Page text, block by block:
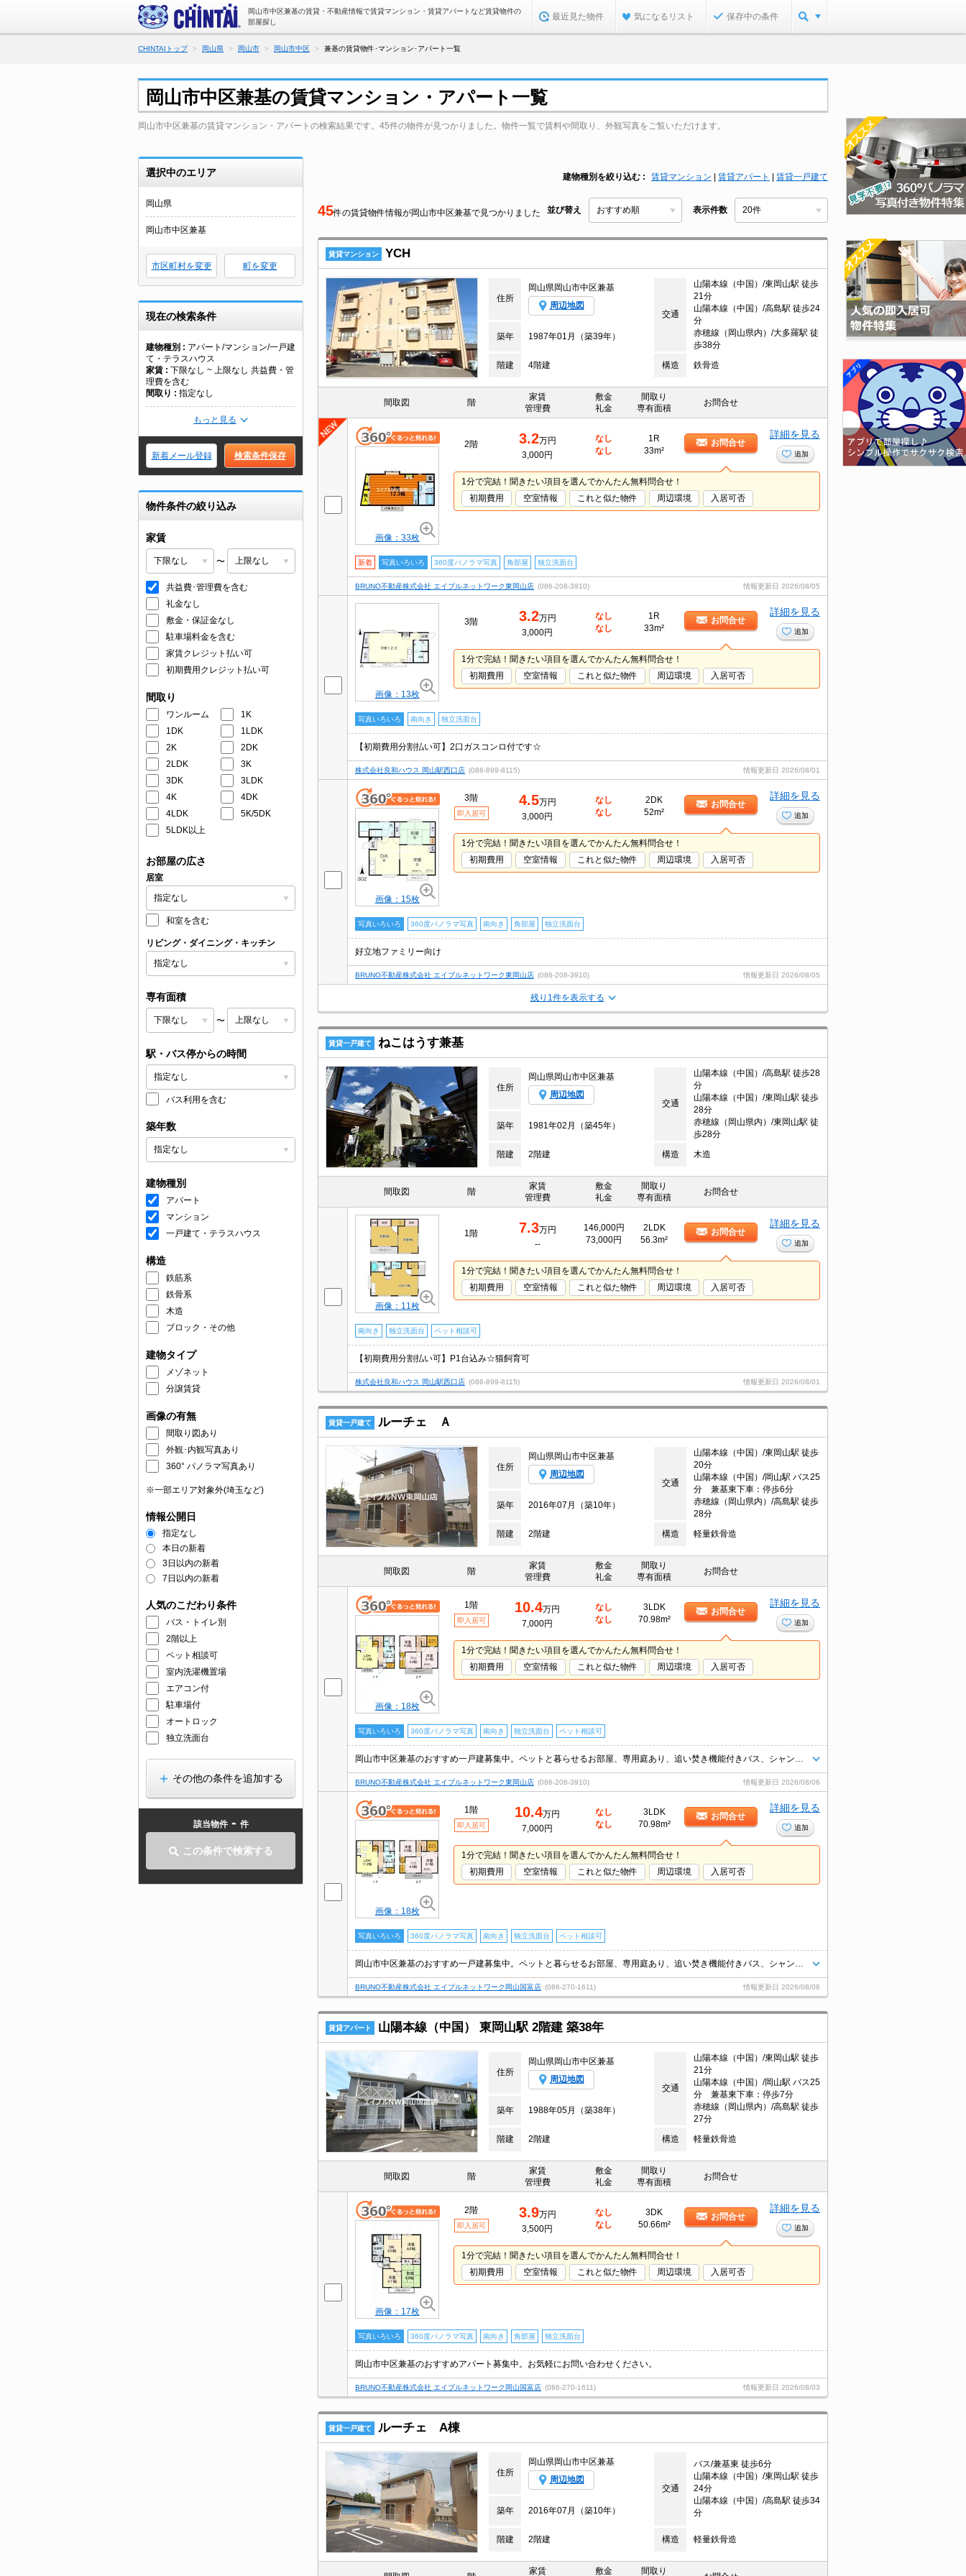
岡山市中区兼基の賃貸・不動産情報で賃貸マンション・賃貸アパートなど賃貸物件の
部屋探し
最近見た物件 気になるリスト 保存中の条件
CHINTAIトップ 岡山県 岡山市 岡山市中区 兼基の賃貸物件･マンション･アパート一覧
岡山市中区兼基の賃貸マンション・アパート一覧
岡山市中区兼基の賃貸マンション・アパートの検索結果です。45件の物件が見つかりました。物件一覧で賃料や間取り、外観写真をご覧いただけます。
選択中のエリア
岡山県
岡山市中区兼基
市区町村を変更 町を変更
現在の検索条件
建物種別
アパート/マンション/一戸建
て・テラスハウス
家賃
下限なし ~ 上限なし 共益費・管
理費を含む
間取り
指定なし
もっと見る
新着メール登録 検索条件保存
物件条件の絞り込み
家賃
〜
共益費･管理費を含む
礼金なし
敷金・保証金なし
駐車場料金を含む
家賃クレジット払い可
初期費用クレジット払い可
間取り
ワンルーム
1K
1DK
1LDK
2K
2DK
2LDK
3K
3DK
3LDK
4K
4DK
4LDK
5K/5DK
5LDK以上
お部屋の広さ
居室
和室を含む
リビング・ダイニング・キッチン
専有面積
〜
駅・バス停からの時間
バス利用を含む
築年数
建物種別
アパート
マンション
一戸建て・テラスハウス
構造
鉄筋系
鉄骨系
木造
ブロック・その他
建物タイプ
メゾネット
分譲賃貸
画像の有無
間取り図あり
外観･内観写真あり
360° パノラマ写真あり
※一部エリア対象外(埼玉など)
情報公開日
指定なし
本日の新着
3日以内の新着
7日以内の新着
人気のこだわり条件
バス・トイレ別
2階以上
ペット相談可
室内洗濯機置場
エアコン付
駐車場付
オートロック
独立洗面台
その他の条件を追加する
該当物件 - 件
この条件で検索する
建物種別を絞り込む 賃貸マンション 賃貸アパート 賃貸一戸建て
45件の賃貸物件情報が岡山市中区兼基で見つかりました 並び替え 表示件数
賃貸マンション YCH
住所
岡山県岡山市中区兼基
周辺地図
交通
山陽本線（中国）/東岡山駅 徒歩
21分
山陽本線（中国）/高島駅 徒歩24
分
赤穂線（岡山県内）/大多羅駅 徒
歩38分
築年 1987年01月（築39年）
階建 4階建 構造 鉄骨造
間取図 階
家賃
管理費
敷金
礼金
間取り
専有面積
お問合せ
画像：33枚
2階 3.2万円
3,000円
なし
なし
1R
33m²
お問合せ
詳細を見る
追加
1分で完結！聞きたい項目を選んでかんたん無料問合せ！
初期費用
空室情報 これと似た物件 周辺環境 入居可否
新着 写真いろいろ 360度パノラマ写真 角部屋 独立洗面台
BRUNO不動産株式会社 エイブルネットワーク東岡山店 (086-208-3910) 情報更新日 2026/08/05
画像：13枚
3階 3.2万円
3,000円
なし
なし
1R
33m²
お問合せ
詳細を見る
追加
1分で完結！聞きたい項目を選んでかんたん無料問合せ！
初期費用
空室情報 これと似た物件 周辺環境 入居可否
写真いろいろ 南向き 独立洗面台
【初期費用分割払い可】2口ガスコンロ付です☆
株式会社良和ハウス 岡山駅西口店 (086-899-8115) 情報更新日 2026/08/01
画像：15枚
3階
即入居可
4.5万円
3,000円
なし
なし
2DK
52m²
お問合せ
詳細を見る
追加
1分で完結！聞きたい項目を選んでかんたん無料問合せ！
初期費用
空室情報 これと似た物件 周辺環境 入居可否
写真いろいろ 360度パノラマ写真 南向き 角部屋 独立洗面台
好立地ファミリー向け
BRUNO不動産株式会社 エイブルネットワーク東岡山店 (086-208-3910) 情報更新日 2026/08/05
残り1件を表示する
賃貸一戸建て ねこはうす兼基
住所
岡山県岡山市中区兼基
周辺地図
交通
山陽本線（中国）/高島駅 徒歩28
分
山陽本線（中国）/東岡山駅 徒歩
28分
赤穂線（岡山県内）/東岡山駅 徒
歩28分
築年 1981年02月（築45年）
階建 2階建 構造 木造
間取図 階
家賃
管理費
敷金
礼金
間取り
専有面積
お問合せ
画像：11枚
1階 7.3万円
--
146,000円
73,000円
2LDK
56.3m²
お問合せ
詳細を見る
追加
1分で完結！聞きたい項目を選んでかんたん無料問合せ！
初期費用
空室情報 これと似た物件 周辺環境 入居可否
南向き 独立洗面台 ペット相談可
【初期費用分割払い可】P1台込み☆猫飼育可
株式会社良和ハウス 岡山駅西口店 (086-899-8115) 情報更新日 2026/08/01
賃貸一戸建て ルーチェ Ａ
住所
岡山県岡山市中区兼基
周辺地図
交通
山陽本線（中国）/東岡山駅 徒歩
20分
山陽本線（中国）/岡山駅 バス25
分 兼基東下車：停歩6分
赤穂線（岡山県内）/高島駅 徒歩
28分
築年 2016年07月（築10年）
階建 2階建 構造 軽量鉄骨造
間取図 階
家賃
管理費
敷金
礼金
間取り
専有面積
お問合せ
画像：18枚
1階
即入居可
10.4万円
7,000円
なし
なし
3LDK
70.98m²
お問合せ
詳細を見る
追加
1分で完結！聞きたい項目を選んでかんたん無料問合せ！
初期費用
空室情報 これと似た物件 周辺環境 入居可否
写真いろいろ 360度パノラマ写真 南向き 独立洗面台 ペット相談可
BRUNO不動産株式会社 エイブルネットワーク東岡山店 (086-208-3910) 情報更新日 2026/08/06
画像：18枚
1階
即入居可
10.4万円
7,000円
なし
なし
3LDK
70.98m²
お問合せ
詳細を見る
追加
1分で完結！聞きたい項目を選んでかんたん無料問合せ！
初期費用
空室情報 これと似た物件 周辺環境 入居可否
写真いろいろ 360度パノラマ写真 南向き 独立洗面台 ペット相談可
BRUNO不動産株式会社 エイブルネットワーク岡山国富店 (086-270-1611) 情報更新日 2026/08/06
賃貸アパート 山陽本線（中国） 東岡山駅 2階建 築38年
住所
岡山県岡山市中区兼基
周辺地図
交通
山陽本線（中国）/東岡山駅 徒歩
21分
山陽本線（中国）/岡山駅 バス25
分 兼基東下車：停歩7分
赤穂線（岡山県内）/高島駅 徒歩
27分
築年 1988年05月（築38年）
階建 2階建 構造 軽量鉄骨造
間取図 階
家賃
管理費
敷金
礼金
間取り
専有面積
お問合せ
画像：17枚
2階
即入居可
3.9万円
3,500円
なし
なし
3DK
50.66m²
お問合せ
詳細を見る
追加
1分で完結！聞きたい項目を選んでかんたん無料問合せ！
初期費用
空室情報 これと似た物件 周辺環境 入居可否
写真いろいろ 360度パノラマ写真 南向き 角部屋 独立洗面台
岡山市中区兼基のおすすめアパート募集中。お気軽にお問い合わせください。
BRUNO不動産株式会社 エイブルネットワーク岡山国富店 (086-270-1611) 情報更新日 2026/08/03
賃貸一戸建て ルーチェ A棟
住所
岡山県岡山市中区兼基
周辺地図
交通
バス/兼基東 徒歩6分
山陽本線（中国）/東岡山駅 徒歩
24分
山陽本線（中国）/高島駅 徒歩34
分
築年 2016年07月（築10年）
階建 2階建 構造 軽量鉄骨造
家賃 敷金 間取り